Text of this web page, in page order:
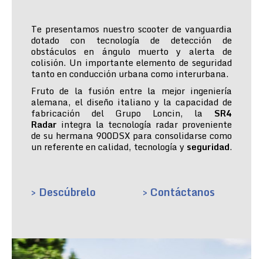
Te presentamos nuestro scooter de vanguardia
dotado con tecnología de detección de
obstáculos en ángulo muerto y alerta de
colisión. Un importante elemento de seguridad
tanto en conducción urbana como interurbana.
Fruto de la fusión entre la mejor ingeniería
alemana, el diseño italiano y la capacidad de
fabricación del Grupo Loncin, la SR4
Radar integra la tecnología radar proveniente
de su hermana 900DSX para consolidarse como
un referente en calidad, tecnología y seguridad.
> Descúbrelo > Contáctanos